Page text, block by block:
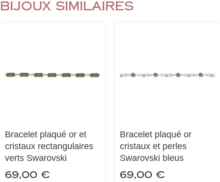
Bijoux similaires
Bracelet plaqué or et
cristaux rectangulaires
verts Swarovski
69,00 €
Bracelet plaqué or
cristaux et perles
Swarovski bleus
69,00 €